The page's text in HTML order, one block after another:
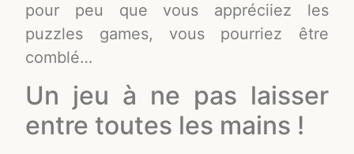
pour peu que vous appréciiez les
puzzles games, vous pourriez être
comblé…
Un jeu à ne pas laisser
entre toutes les mains !